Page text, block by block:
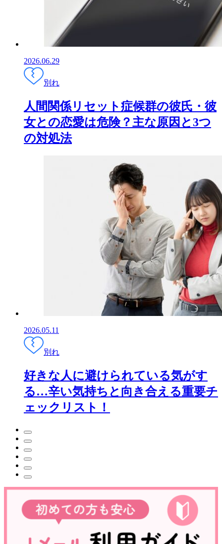
2026.06.29
別れ
人間関係リセット症候群の彼氏・彼
女との恋愛は危険？主な原因と3つ
の対処法
2026.05.11
別れ
好きな人に避けられている気がす
る…辛い気持ちと向き合える重要チ
ェックリスト！